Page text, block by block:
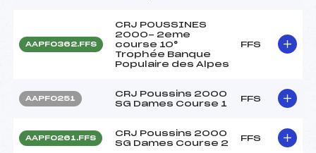
AAPF0362.FFS
CRJ POUSSINES
2000- 2eme
course 10°
Trophée Banque
Populaire des Alpes
FFS
AAPF0251
CRJ Poussins 2000
SG Dames Course 1
FFS
AAPF0261.FFS
CRJ Poussins 2000
SG Dames Course 2
FFS